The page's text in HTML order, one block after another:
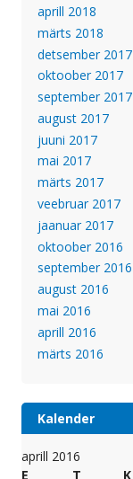
aprill 2018
märts 2018
detsember 2017
oktoober 2017
september 2017
august 2017
juuni 2017
mai 2017
märts 2017
veebruar 2017
jaanuar 2017
oktoober 2016
september 2016
august 2016
mai 2016
aprill 2016
märts 2016
Kalender
aprill 2016
E
T K